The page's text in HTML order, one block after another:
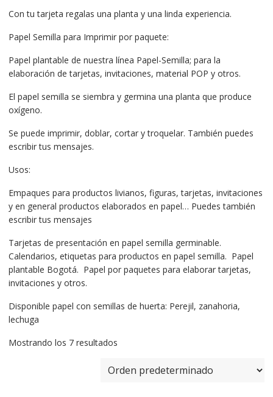
Con tu tarjeta regalas una planta y una linda experiencia.
Papel Semilla para Imprimir por paquete:
Papel plantable de nuestra línea Papel-Semilla; para la
elaboración de tarjetas, invitaciones, material POP y otros.
El papel semilla se siembra y germina una planta que produce
oxígeno.
Se puede imprimir, doblar, cortar y troquelar. También puedes
escribir tus mensajes.
Usos:
Empaques para productos livianos, figuras, tarjetas, invitaciones
y en general productos elaborados en papel… Puedes también
escribir tus mensajes
Tarjetas de presentación en papel semilla germinable.
Calendarios, etiquetas para productos en papel semilla. Papel
plantable Bogotá. Papel por paquetes para elaborar tarjetas,
invitaciones y otros.
Disponible papel con semillas de huerta: Perejil, zanahoria,
lechuga
Mostrando los 7 resultados